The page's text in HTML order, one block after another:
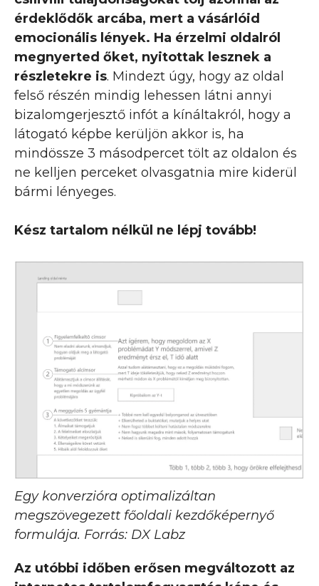
érdeklődők arcába, mert a vásárlóid
emocionális lények. Ha érzelmi oldalról
megnyerted őket, nyitottak lesznek a
részletekre is. Mindezt úgy, hogy az oldal
felső részén mindig lehessen látni annyi
bizalomgerjesztő infót a kínáltakról, hogy a
látogató képbe kerüljön akkor is, ha
mindössze 3 másodpercet tölt az oldalon és
ne kelljen perceket olvasgatnia mire kiderül
bármi lényeges.
Kész tartalom nélkül ne lépj tovább!
Egy konverzióra optimalizáltan
megszövegezett főoldali kezdőképernyő
formulája. Forrás: DX Labz
Az utóbbi időben erősen megváltozott az